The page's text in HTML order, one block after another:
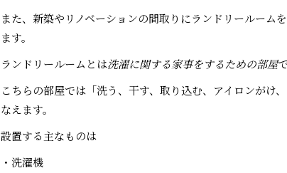
また、新築やリノベーションの間取りにランドリールーム
ます。
ランドリールームとは洗濯に関する家事をするための部屋
こちらの部屋では「洗う、干す、取り込む、アイロンがけ
なえます。
設置する主なものは
・洗濯機